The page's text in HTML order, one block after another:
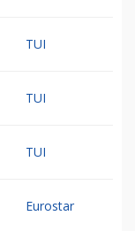
TUI
TUI
TUI
Eurostar